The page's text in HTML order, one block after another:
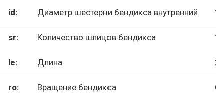
id: Диаметр шестерни бендикса внутренний
sr: Количество шлицов бендикса
le: Длина
ro: Вращение бендикса